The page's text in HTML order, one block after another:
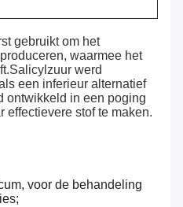
gebruikt om het
waarmee het
werd
een inferieur alternatief
ontwikkeld in een poging
effectievere stof te maken.
voor de behandeling